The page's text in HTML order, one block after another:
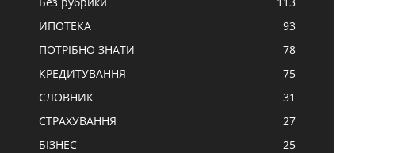
ИПОТЕКА
93
ПОТРІБНО ЗНАТИ
78
КРЕДИТУВАННЯ
75
СЛОВНИК
31
СТРАХУВАННЯ
27
БІЗНЕС
25